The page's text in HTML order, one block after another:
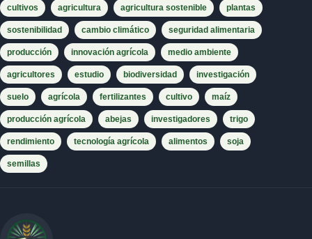
cultivos agricultura agricultura sostenible plantas
sostenibilidad cambio climático seguridad alimentaria
producción innovación agrícola medio ambiente
agricultores estudio biodiversidad investigación
suelo agrícola fertilizantes cultivo maíz
producción agrícola abejas investigadores trigo
rendimiento tecnología agrícola alimentos soja
semillas